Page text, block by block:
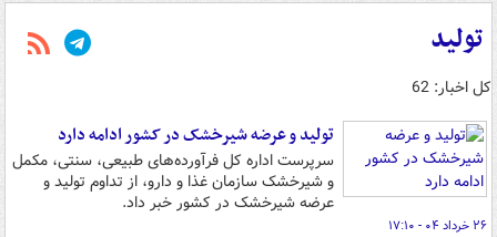
تولید
کل اخبار: 62
تولید و عرضه شیرخشک در کشور ادامه دارد
سرپرست اداره کل فرآورده‌های طبیعی، سنتی، مکمل
و شیرخشک سازمان غذا و دارو، از تداوم تولید و
عرضه شیرخشک در کشور خبر داد.
۲۶ خرداد ۰۴ - ۱۷:۱۰